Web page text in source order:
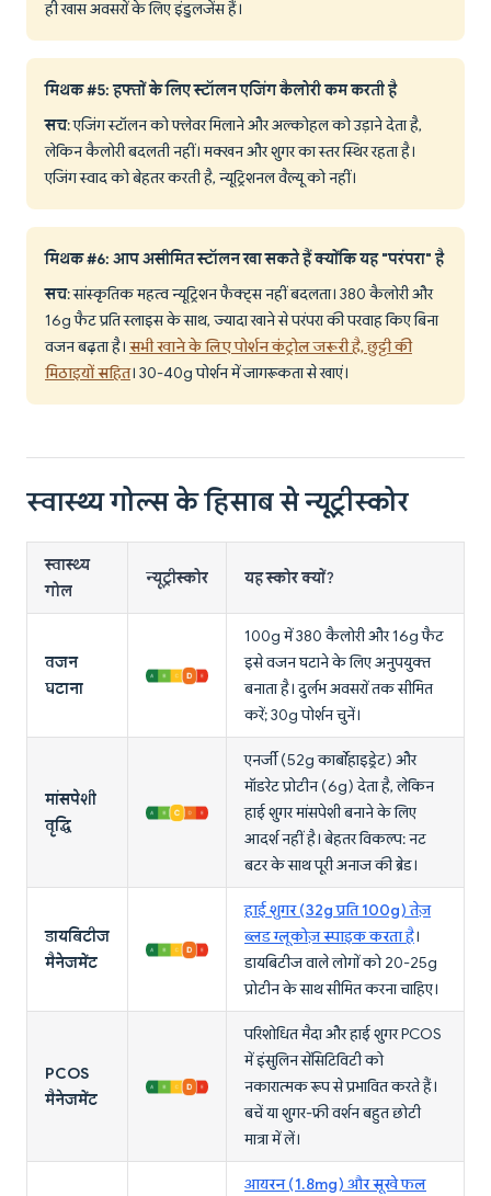
ही खास अवसरों के लिए इंडुलजेंस हैं।
मिथक #5: हफ्तों के लिए स्टॉलन एजिंग कैलोरी कम करती है
सच: एजिंग स्टॉलन को फ्लेवर मिलाने और अल्कोहल को उड़ाने देता है,
लेकिन कैलोरी बदलती नहीं। मक्खन और शुगर का स्तर स्थिर रहता है।
एजिंग स्वाद को बेहतर करती है, न्यूट्रिशनल वैल्यू को नहीं।
मिथक #6: आप असीमित स्टॉलन खा सकते हैं क्योंकि यह "परंपरा" है
सच: सांस्कृतिक महत्व न्यूट्रिशन फैक्ट्स नहीं बदलता। 380 कैलोरी और
16g फैट प्रति स्लाइस के साथ, ज्यादा खाने से परंपरा की परवाह किए बिना
वजन बढ़ता है। सभी खाने के लिए पोर्शन कंट्रोल जरूरी है, छुट्टी की
मिठाइयों सहित। 30-40g पोर्शन में जागरूकता से खाएं।
स्वास्थ्य गोल्स के हिसाब से न्यूट्रीस्कोर
स्वास्थ्य
गोल
न्यूट्रीस्कोर यह स्कोर क्यों?
वजन
घटाना
100g में 380 कैलोरी और 16g फैट
इसे वजन घटाने के लिए अनुपयुक्त
बनाता है। दुर्लभ अवसरों तक सीमित
करें; 30g पोर्शन चुनें।
मांसपेशी
वृद्धि
एनर्जी (52g कार्बोहाइड्रेट) और
मॉडरेट प्रोटीन (6g) देता है, लेकिन
हाई शुगर मांसपेशी बनाने के लिए
आदर्श नहीं है। बेहतर विकल्प: नट
बटर के साथ पूरी अनाज की ब्रेड।
डायबिटीज
मैनेजमेंट
हाई शुगर (32g प्रति 100g) तेज़
ब्लड ग्लूकोज़ स्पाइक करता है।
डायबिटीज वाले लोगों को 20-25g
प्रोटीन के साथ सीमित करना चाहिए।
PCOS
मैनेजमेंट
परिशोधित मैदा और हाई शुगर PCOS
में इंसुलिन सेंसिटिविटी को
नकारात्मक रूप से प्रभावित करते हैं।
बचें या शुगर-फ्री वर्शन बहुत छोटी
मात्रा में लें।
आयरन (1.8mg) और सूखे फल